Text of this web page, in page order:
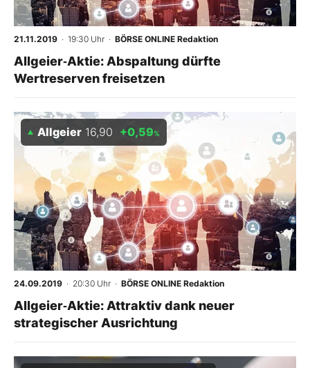
21.11.2019 · 19:30 Uhr · BÖRSE ONLINE Redaktion
Allgeier‑Aktie: Abspaltung dürfte
Wertreserven freisetzen
Allgeier 16,90 +0,59%
24.09.2019 · 20:30 Uhr · BÖRSE ONLINE Redaktion
Allgeier‑Aktie: Attraktiv dank neuer
strategischer Ausrichtung